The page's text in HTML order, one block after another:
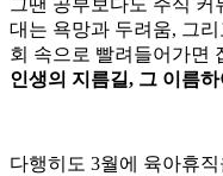
대는 욕망과 두려움, 그
회 속으로 빨려들어가면
인생의 지름길, 그 이름
다행히도 3월에 육아휴